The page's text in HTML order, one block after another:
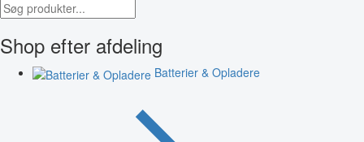
Shop efter afdeling
Batterier & Opladere